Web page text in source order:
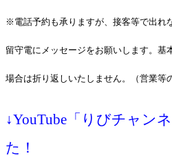
※電話予約も承りますが、接客等で出れ
留守電にメッセージをお願いします。基
場合は折り返しいたしません。（営業等
↓YouTube「りびチャン
た！